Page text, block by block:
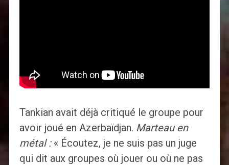
Tankian avait déjà critiqué le groupe pour
avoir joué en Azerbaïdjan. Marteau en
métal :« Écoutez, je ne suis pas un juge
qui dit aux groupes où jouer ou où ne pas